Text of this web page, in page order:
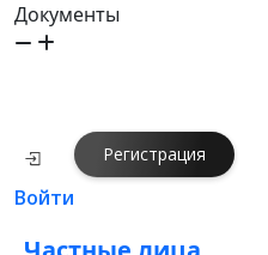
Документы
Войти
Регистрация